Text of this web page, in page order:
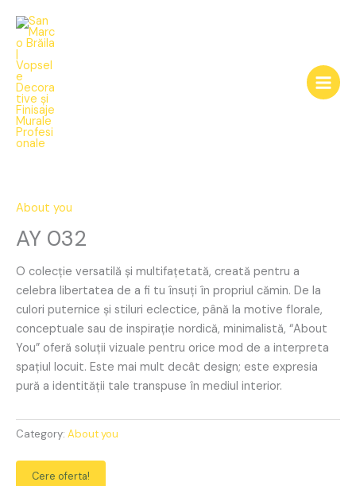
content
About you
AY 032
O colecție versatilă și multifațetată, creată pentru a
celebra libertatea de a fi tu însuți în propriul cămin. De la
culori puternice și stiluri eclectice, până la motive florale,
conceptuale sau de inspirație nordică, minimalistă, “About
You” oferă soluții vizuale pentru orice mod de a interpreta
spațiul locuit. Este mai mult decât design; este expresia
pură a identității tale transpuse în mediul interior.
quantity
Category: About you
Cere oferta!